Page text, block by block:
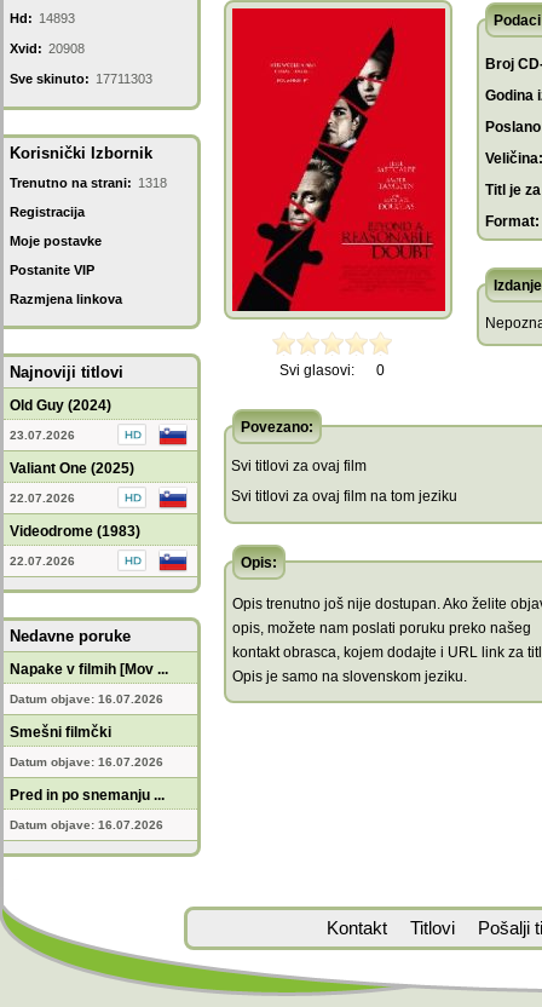
Hd: 14893
Xvid: 20908
Sve skinuto: 17711303
Korisnički Izbornik
Trenutno na strani: 1318
Registracija
Moje postavke
Postanite VIP
Razmjena linkova
Najnoviji titlovi
Old Guy (2024)
23.07.2026
Valiant One (2025)
22.07.2026
Videodrome (1983)
22.07.2026
Nedavne poruke
Napake v filmih [Mov ...
Datum objave: 16.07.2026
Smešni filmčki
Datum objave: 16.07.2026
Pred in po snemanju ...
Datum objave: 16.07.2026
Svi glasovi: 0
Broj
Godina
Veličina:
Titl je
Format:
Povezano:
Svi titlovi za ovaj film
Svi titlovi za ovaj film na tom jeziku
Opis:
Opis trenutno još nije dostupan. Ako želite
opis, možete nam poslati poruku preko našeg
kontakt obrasca, kojem dodajte i URL link za
Opis je samo na slovenskom jeziku.
Kontakt Titlovi Pošalji